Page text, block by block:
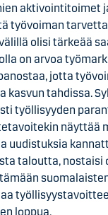
aktivointitoimet
työvoiman
olisi tärkeää
on arvoa
jotta
kasvun tahdissa.
työllisyyden
näyttää
uudistuksia
taloutta, nostaisi
loppua.